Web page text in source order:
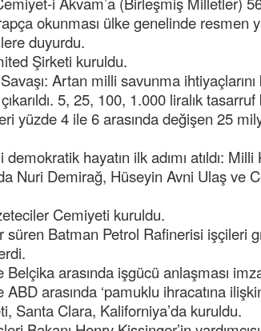
okunması ülke genelinde resmen
duyurdu.
Şirketi kuruldu.
Artan milli savunma
5, 25, 100, 1.000 liralık
yüzde 4 ile 6 arasında değişen 25
hayatın ilk adımı atıldı:
Nuri Demirağ, Hüseyin Avni Ulaş ve
Cemiyeti kuruldu.
süren Batman Petrol Rafinerisi işçileri
arasında işgücü anlaşması
arasında ‘pamuklu ihracatına
Santa Clara, Kaliforniya’da kuruldu.